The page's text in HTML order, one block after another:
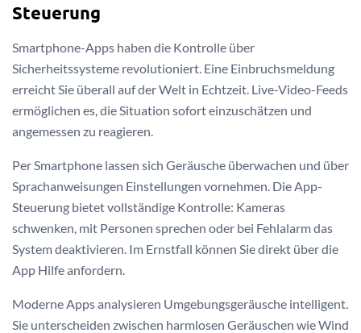
Steuerung
Smartphone-Apps haben die Kontrolle über
Sicherheitssysteme revolutioniert. Eine Einbruchsmeldung
erreicht Sie überall auf der Welt in Echtzeit. Live-Video-Feeds
ermöglichen es, die Situation sofort einzuschätzen und
angemessen zu reagieren.
Per Smartphone lassen sich Geräusche überwachen und über
Sprachanweisungen Einstellungen vornehmen. Die App-
Steuerung bietet vollständige Kontrolle: Kameras
schwenken, mit Personen sprechen oder bei Fehlalarm das
System deaktivieren. Im Ernstfall können Sie direkt über die
App Hilfe anfordern.
Moderne Apps analysieren Umgebungsgeräusche intelligent.
Sie unterscheiden zwischen harmlosen Geräuschen wie Wind